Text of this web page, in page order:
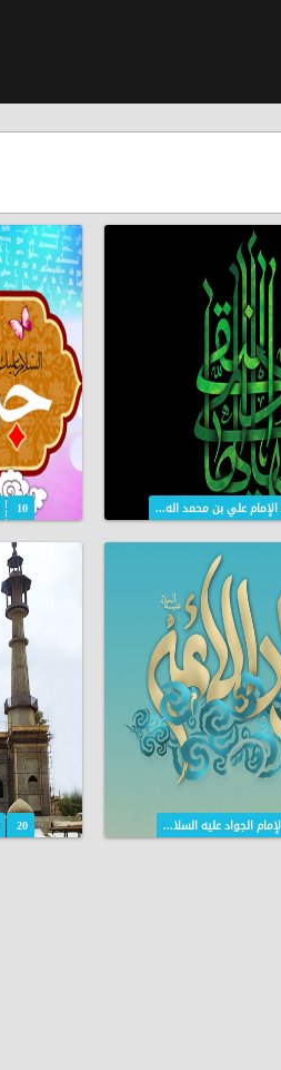
علي بن محمد اله... 10
الجواد عليه السلا... 20